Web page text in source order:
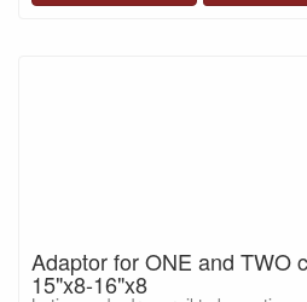
Adaptor for ONE and TWO
15"x8-16"x8